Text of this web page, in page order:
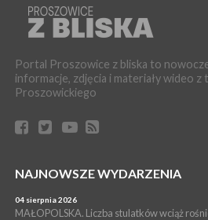
WYDARZENIA
16 lipca 2026
Pałecznicy będą obsługiwani w
WYDARZENIA
PROSZOWICE. W parku Warsztaty
NOC CIEM
15 lipca 2026
Czwartki w Bibliotece”
Portal Proszowice z bliska to
informacje, zdjęcia i materiały wideo
Proszowickiego
NAJNOWSZE WYDARZENIA
04 sierpnia 2026
MAŁOPOLSKA. Liczba stulatków wciąż